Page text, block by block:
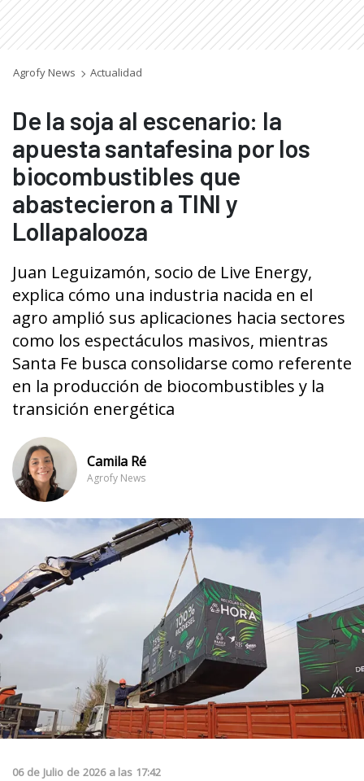
Agrofy News Actualidad
De la soja al escenario: la
apuesta santafesina por los
biocombustibles que
abastecieron a TINI y
Lollapalooza
Juan Leguizamón, socio de Live Energy,
explica cómo una industria nacida en el
agro amplió sus aplicaciones hacia sectores
como los espectáculos masivos, mientras
Santa Fe busca consolidarse como referente
en la producción de biocombustibles y la
transición energética
Camila Ré
Agrofy News
06 de Julio de 2026 a las 17:42